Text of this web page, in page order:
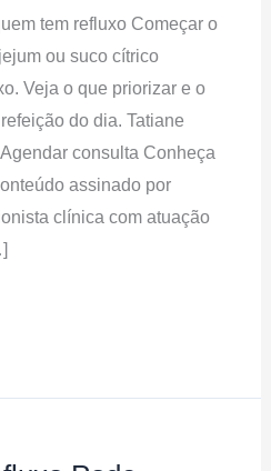
tem refluxo Começar o
ou suco cítrico
Veja o que priorizar e o
do dia. Tatiane
consulta Conheça
assinado por
clínica com atuação